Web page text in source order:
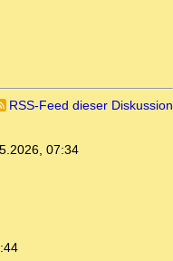
RSS-Feed dieser Diskussion
07:34